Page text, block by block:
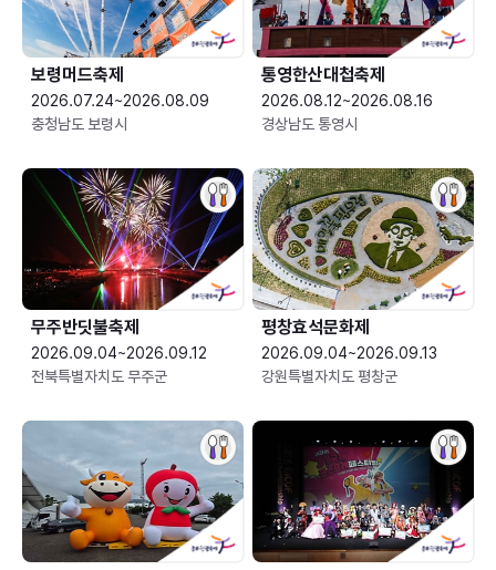
보령머드축제
2026.07.24~2026.08.09
충청남도 보령시
통영한산대첩축제
2026.08.12~2026.08.16
경상남도 통영시
무주반딧불축제
2026.09.04~2026.09.12
전북특별자치도 무주군
평창효석문화제
2026.09.04~2026.09.13
강원특별자치도 평창군